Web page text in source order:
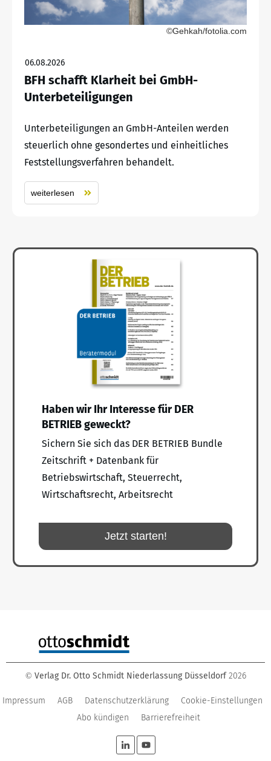
©Gehkah/fotolia.com
06.08.2026
BFH schafft Klarheit bei GmbH-
Unterbeteiligungen
Unterbeteiligungen an GmbH-Anteilen werden
steuerlich ohne gesondertes und einheitliches
Feststellungsverfahren behandelt.
weiterlesen
Haben wir Ihr Interesse für DER
BETRIEB geweckt?
Sichern Sie sich das DER BETRIEB Bundle
Zeitschrift + Datenbank für
Betriebswirtschaft, Steuerrecht,
Wirtschaftsrecht, Arbeitsrecht
Jetzt starten!
© Verlag Dr. Otto Schmidt Niederlassung Düsseldorf 2026
Impressum AGB Datenschutzerklärung
Cookie-Einstellungen
Abo kündigen
Barrierefreiheit